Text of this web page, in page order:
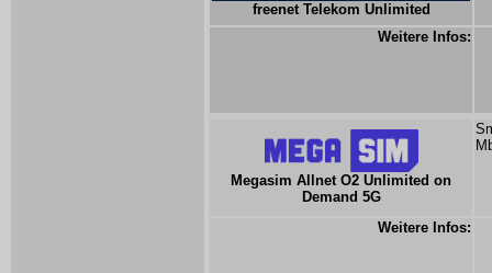
freenet Telekom Unlimited
Weitere Infos:
Megasim Allnet O2 Unlimited on
Demand 5G
Weitere Infos: